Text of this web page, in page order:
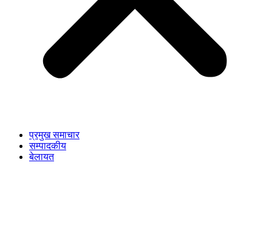
प्रमुख समाचार
सम्पादकीय
बेलायत